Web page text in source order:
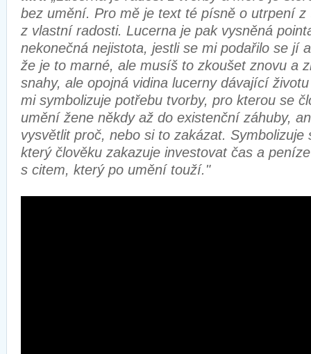
bez umění. Pro mě je text té písně o utrpení
z vlastní radosti. Lucerna je pak vysněná
nekonečná nejistota, jestli se mi podařilo se jí
že je to marné, ale musíš to zkoušet znovu a
snahy, ale opojná vidina lucerny dávající
mi symbolizuje potřebu tvorby, pro kterou se
umění žene někdy až do existenční záhuby,
vysvětlit proč, nebo si to zakázat. Symbolizuje
který člověku zakazuje investovat čas a
s citem, který po umění touží."